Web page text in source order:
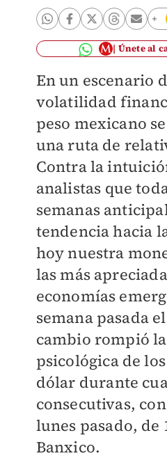
Únete al
En un escenario
volatilidad
peso mexicano
una ruta de
Contra la
analistas que
semanas
tendencia hacia
hoy nuestra
las más
economías
semana pasada
cambio rompió
psicológica de
dólar durante
consecutivas,
lunes pasado, de
Banxico.